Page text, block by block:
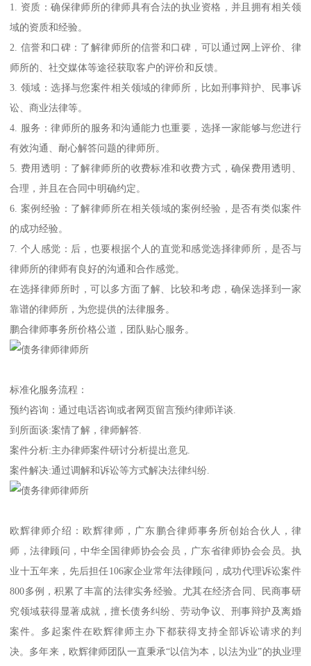
1. 资质：确保律师所的律师具有合法的执业资格，并且拥有相关领
域的资质和经验。
2. 信誉和口碑：了解律师所的信誉和口碑，可以通过网上评价、律
师所的、社交媒体等途径获取客户的评价和反馈。
3. 领域：选择与您案件相关领域的律师所，比如刑事辩护、民事诉
讼、商业法律等。
4. 服务：律师所的服务和沟通能力也重要，选择一家能够与您进行
有效沟通、耐心解答问题的律师所。
5. 费用透明：了解律师所的收费标准和收费方式，确保费用透明、
合理，并且在合同中明确约定。
6. 案例经验：了解律师所在相关领域的案例经验，是否有类似案件
的成功经验。
7. 个人感觉：后，也要根据个人的直觉和感觉选择律师所，是否与
律师所的律师有良好的沟通和合作感觉。
在选择律师所时，可以多方面了解、比较和考虑，确保选择到一家
靠谱的律师所，为您提供的法律服务。
鹏合律师事务所价格公道，团队贴心服务。
标准化服务流程：
预约咨询：通过电话咨询或者网页留言预约律师详谈.
到所面谈:案情了解，律师解答.
案件分析:主办律师案件研讨分析提出意见.
案件解决:通过调解和诉讼等方式解决法律纠纷.
欧辉律师介绍：欧辉律师，广东鹏合律师事务所创始合伙人，律
师，法律顾问，中华全国律师协会会员，广东省律师协会会员。执
业十五年来，先后担任106家企业常年法律顾问，成功代理诉讼案件
800多例，积累了丰富的法律实务经验。尤其在经济合同、民商事研
究领域获得显著成就，擅长债务纠纷、劳动争议、刑事辩护及离婚
案件。多起案件在欧辉律师主办下都获得支持全部诉讼请求的判
决。多年来，欧辉律师团队一直秉承“以信为本，以法为业”的执业理